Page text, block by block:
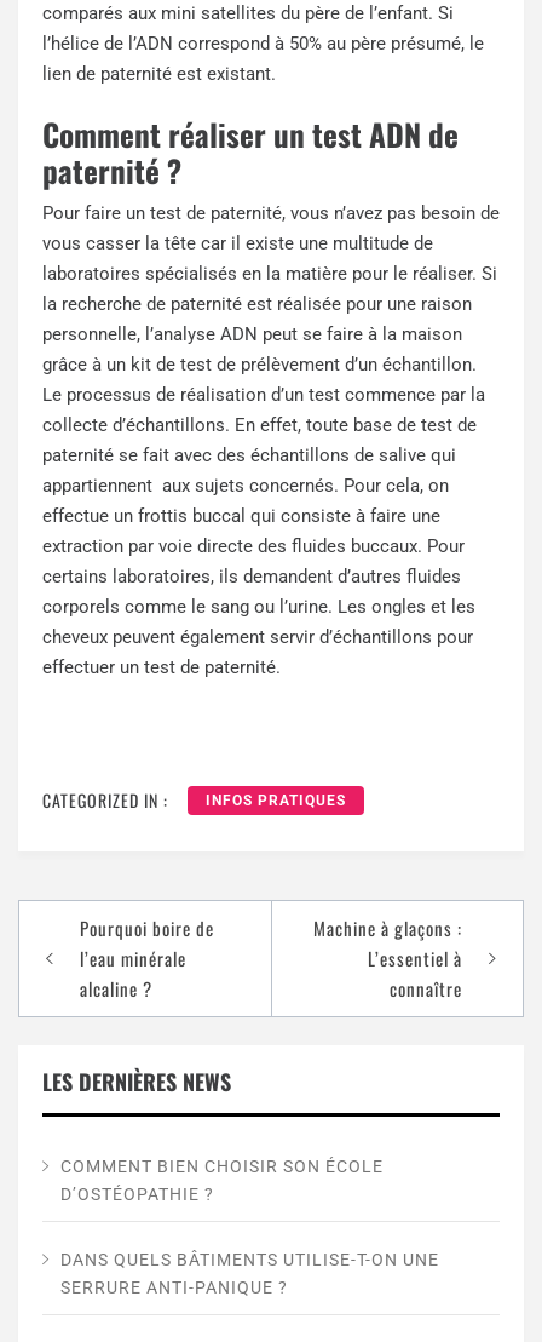
comparés aux mini satellites du père de l’enfant. Si
l’hélice de l’ADN correspond à 50% au père présumé, le
lien de paternité est existant.
Comment réaliser un test ADN de
paternité ?
Pour faire un test de paternité, vous n’avez pas besoin de
vous casser la tête car il existe une multitude de
laboratoires spécialisés en la matière pour le réaliser. Si
la recherche de paternité est réalisée pour une raison
personnelle, l’analyse ADN peut se faire à la maison
grâce à un kit de test de prélèvement d’un échantillon.
Le processus de réalisation d’un test commence par la
collecte d’échantillons. En effet, toute base de test de
paternité se fait avec des échantillons de salive qui
appartiennent aux sujets concernés. Pour cela, on
effectue un frottis buccal qui consiste à faire une
extraction par voie directe des fluides buccaux. Pour
certains laboratoires, ils demandent d’autres fluides
corporels comme le sang ou l’urine. Les ongles et les
cheveux peuvent également servir d’échantillons pour
effectuer un test de paternité.
CATEGORIZED IN : INFOS PRATIQUES
Pourquoi boire de
l’eau minérale
alcaline ?
Machine à glaçons :
L’essentiel à
connaître
LES DERNIÈRES NEWS
COMMENT BIEN CHOISIR SON ÉCOLE
D’OSTÉOPATHIE ?
DANS QUELS BÂTIMENTS UTILISE-T-ON UNE
SERRURE ANTI-PANIQUE ?